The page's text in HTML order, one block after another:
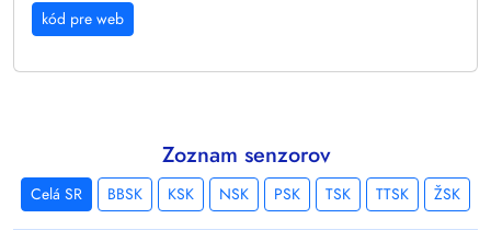
kód pre web
Zoznam senzorov
Celá SR BBSK KSK NSK PSK TSK TTSK ŽSK